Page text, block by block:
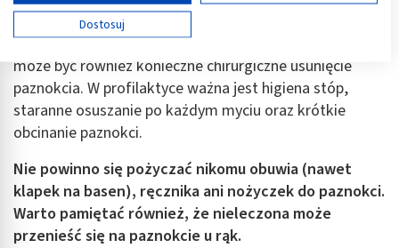
Leczenie wymaga podania odpowiednich leków
przeciwgrzybiczych. W przypadku niepowodzenia kuracji
może być również konieczne chirurgiczne usunięcie
paznokcia. W profilaktyce ważna jest higiena stóp,
staranne osuszanie po każdym myciu oraz krótkie
obcinanie paznokci.
Nie powinno się pożyczać nikomu obuwia (nawet
klapek na basen), ręcznika ani nożyczek do paznokci.
Warto pamiętać również, że nieleczona może
przenieść się na paznokcie u rąk.
Używamy Twoich danych w następujących celach:
Cele przetwarzania IAB:
Przechowywanie informacji na urządzeniu lub
dostęp do nich
Wykorzystywanie ograniczonych danych do
wyboru reklam
Tworzenie profili w celu spersonalizowanych
reklam
Wykorzystanie profili do wyboru
spersonalizowanych reklam
Dostosuj